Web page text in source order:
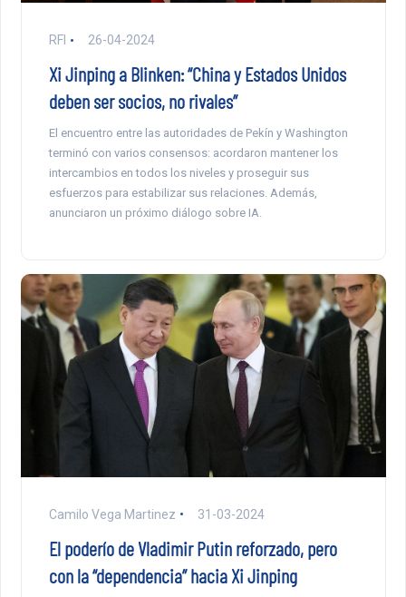
RFI 26-04-2024
Xi Jinping a Blinken: “China y Estados Unidos
deben ser socios, no rivales”
El encuentro entre las autoridades de Pekín y Washington
terminó con varios consensos: acordaron mantener los
intercambios en todos los niveles y proseguir sus
esfuerzos para estabilizar sus relaciones. Además,
anunciaron un próximo diálogo sobre IA.
Camilo Vega Martinez 31-03-2024
El poderío de Vladimir Putin reforzado, pero
con la “dependencia” hacia Xi Jinping